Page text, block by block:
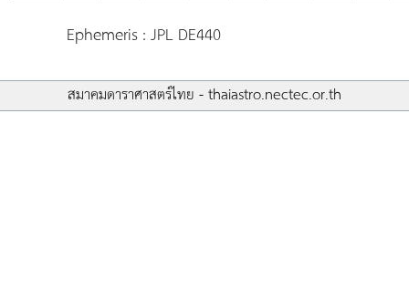
Ephemeris : JPL DE440
สมาคมดาราศาสตร์ไทย - thaiastro.nectec.or.th